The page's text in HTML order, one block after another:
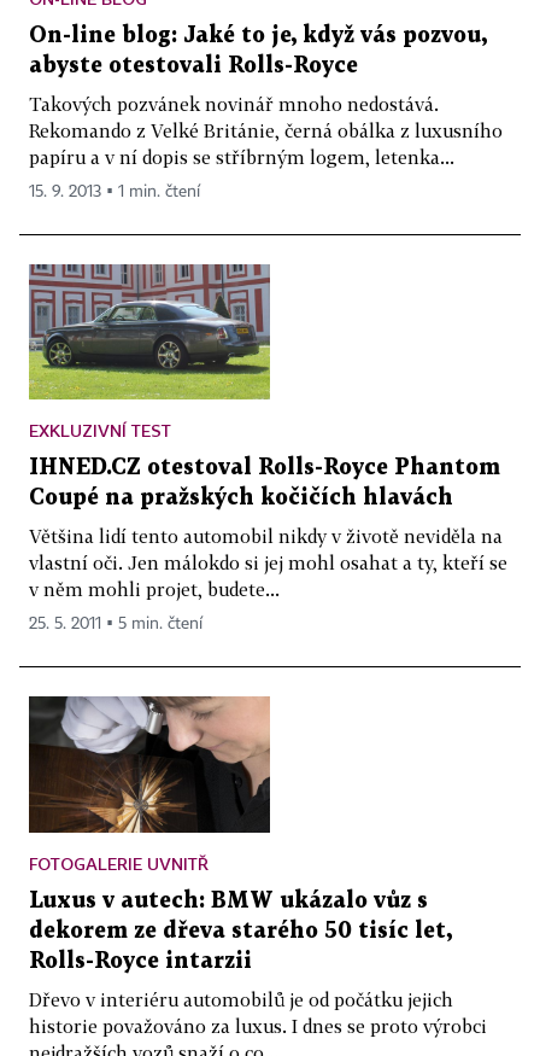
On-line blog: Jaké to je, když vás pozvou,
abyste otestovali Rolls-Royce
Takových pozvánek novinář mnoho nedostává.
Rekomando z Velké Británie, černá obálka z luxusního
papíru a v ní dopis se stříbrným logem, letenka...
15. 9. 2013 ▪ 1 min. čtení
EXKLUZIVNÍ TEST
IHNED.CZ otestoval Rolls-Royce Phantom
Coupé na pražských kočičích hlavách
Většina lidí tento automobil nikdy v životě neviděla na
vlastní oči. Jen málokdo si jej mohl osahat a ty, kteří se
v něm mohli projet, budete...
25. 5. 2011 ▪ 5 min. čtení
FOTOGALERIE UVNITŘ
Luxus v autech: BMW ukázalo vůz s
dekorem ze dřeva starého 50 tisíc let,
Rolls-Royce intarzii
Dřevo v interiéru automobilů je od počátku jejich
historie považováno za luxus. I dnes se proto výrobci